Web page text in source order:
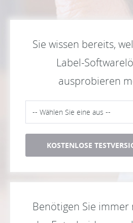
Sie wissen bereits,
Label-
ausprobieren
KOSTENLOSE
Benötigen Sie immer